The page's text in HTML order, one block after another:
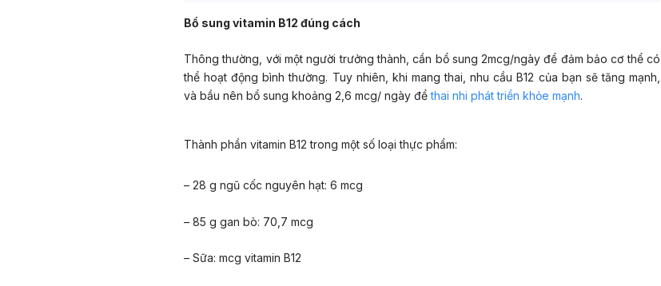
Bổ sung vitamin B12 đúng cách
Thông thường, với một người trưởng thành, cần bổ sung 2mcg/ngày để đảm bảo cơ thể có
thể hoạt động bình thường. Tuy nhiên, khi mang thai, nhu cầu B12 của bạn sẽ tăng mạnh,
và bầu nên bổ sung khoảng 2,6 mcg/ ngày đểthai nhi phát triển khỏe mạnh.
Thành phần vitamin B12 trong một số loại thực phẩm:
– 28 g ngũ cốc nguyên hạt: 6 mcg
– 85 g gan bò: 70,7 mcg
– Sữa: mcg vitamin B12